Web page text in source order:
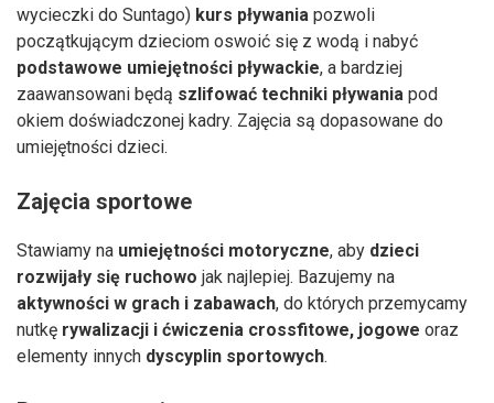
wycieczki do Suntago) kurs pływania pozwoli
początkującym dzieciom oswoić się z wodą i nabyć
podstawowe umiejętności pływackie, a bardziej
zaawansowani będą szlifować techniki pływania pod
okiem doświadczonej kadry. Zajęcia są dopasowane do
umiejętności dzieci.
Zajęcia sportowe
Stawiamy na umiejętności motoryczne, aby dzieci
rozwijały się ruchowo jak najlepiej. Bazujemy na
aktywności w grach i zabawach, do których przemycamy
nutkę rywalizacji i ćwiczenia crossfitowe, jogowe oraz
elementy innych dyscyplin sportowych.